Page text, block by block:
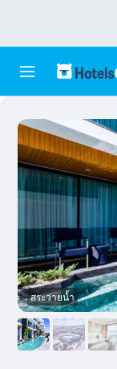
สระว่ายน้ำ